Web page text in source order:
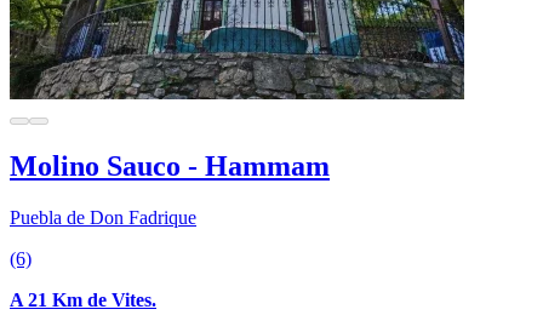
Molino Sauco - Hammam
Puebla de Don Fadrique
(6)
A 21 Km de Vites.